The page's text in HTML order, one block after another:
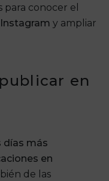
para conocer el
y ampliar
en
días más
en
de las